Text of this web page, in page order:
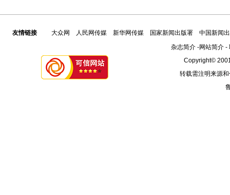
友情链接 大众网 人民网传媒 新华网传媒 国家新闻出版署
中国新闻
杂志简介-网站简介-
Copyright©
转载需注明来源